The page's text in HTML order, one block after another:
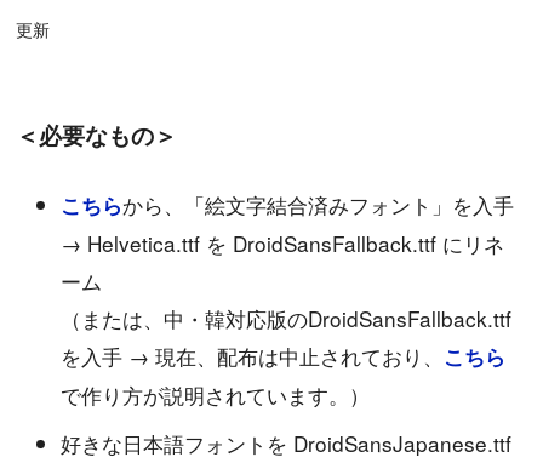
更新
＜必要なもの＞
こちらから、「絵文字結合済みフォント」を入手
→ Helvetica.ttf を DroidSansFallback.ttf にリネ
ーム
（または、中・韓対応版のDroidSansFallback.ttf
を入手 → 現在、配布は中止されており、 こちら
で作り方が説明されています。）
好きな日本語フォントを DroidSansJapanese.ttf